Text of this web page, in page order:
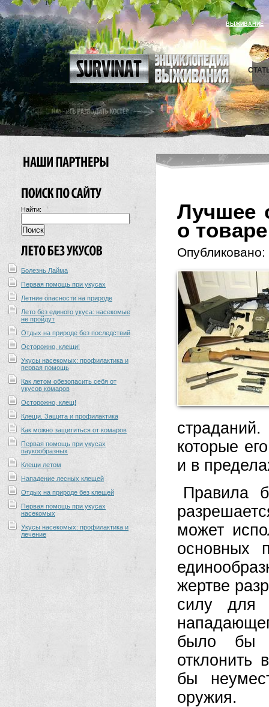
ВЫЖИВАНИЕ
Найти:
Болезнь Лайма
Первая помощь при укусах
Летние опасности на природе
Лето без единого укуса: насекомые
не пройдут
Отдых на природе без последствий
Осторожно, клещи!
Укусы насекомых: профилактика и
первая помощь
Как летом обезопасить себя от
укусов комаров
Осторожно, клещ!
Клещи. Защита и профилактика
Как можно защититься от комаров
Первая помощь при укусах
паукообразных
Клещи летом
Нападение лесных клещей
Отдых на природе без клещей
Первая помощь при укусах
насекомых
Укусы насекомых: профилактика и
лечение
Лучшее
о
Опубликовано:
которые
и в
Правила
может
основных
жертве
силу для
было бы
отклонить
бы
оружия.